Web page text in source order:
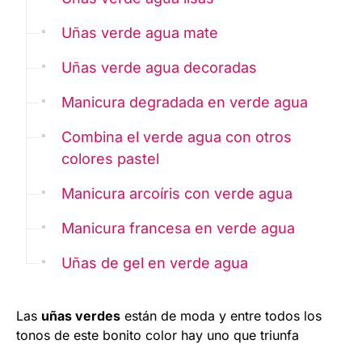
Uñas verde agua mate
Uñas verde agua decoradas
Manicura degradada en verde agua
Combina el verde agua con otros
colores pastel
Manicura arcoíris con verde agua
Manicura francesa en verde agua
Uñas de gel en verde agua
Las uñas verdes están de moda y entre todos los
tonos de este bonito color hay uno que triunfa